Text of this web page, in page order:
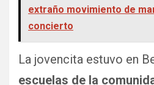
extraño movimiento de
concierto
La jovencita estuvo en
escuelas de la